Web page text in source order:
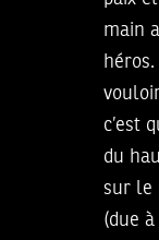
main
héros.
c’est
du
sur le
(due